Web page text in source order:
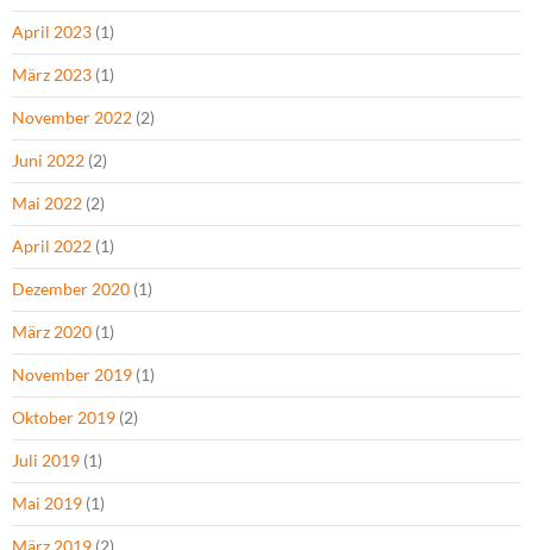
April 2023 (1)
März 2023 (1)
November 2022 (2)
Juni 2022 (2)
Mai 2022 (2)
April 2022 (1)
Dezember 2020 (1)
März 2020 (1)
November 2019 (1)
Oktober 2019 (2)
Juli 2019 (1)
Mai 2019 (1)
März 2019 (2)